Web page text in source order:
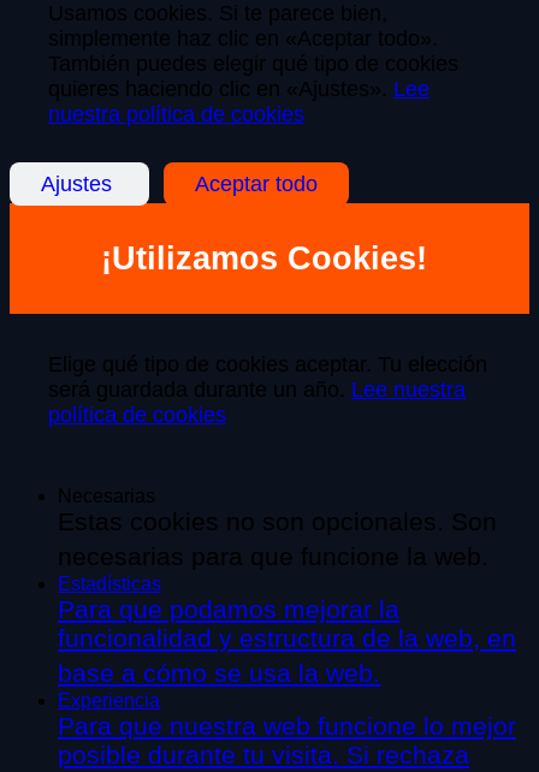
Usamos cookies. Si te parece bien,
simplemente haz clic en «Aceptar todo».
También puedes elegir qué tipo de cookies
quieres haciendo clic en «Ajustes». Lee
nuestra política de cookies
Ajustes Aceptar todo
¡Utilizamos Cookies!
Elige qué tipo de cookies aceptar. Tu elección
será guardada durante un año. Lee nuestra
política de cookies
Necesarias
Estas cookies no son opcionales. Son
necesarias para que funcione la web.
Estadísticas
Para que podamos mejorar la
funcionalidad y estructura de la web, en
base a cómo se usa la web.
Experiencia
Para que nuestra web funcione lo mejor
posible durante tu visita. Si rechaza